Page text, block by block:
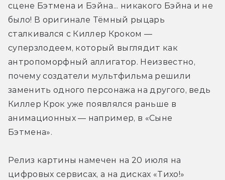
сцене Бэтмена и Бэйна... никакого Бэйна и не
было! В оригинале Тёмный рыцарь
сталкивался с Киллер Кроком —
суперзлодеем, который выглядит как
антропоморфный аллигатор. Неизвестно,
почему создатели мультфильма решили
заменить одного персонажа на другого, ведь
Киллер Крок уже появлялся раньше в
анимационных — например, в «Сыне
Бэтмена».
Релиз картины намечен на 20 июля на
цифровых сервисах, а на дисках «Тихо!»